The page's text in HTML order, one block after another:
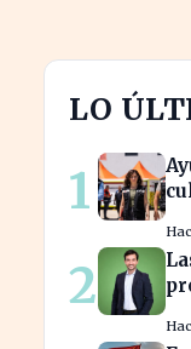
LO
1
2